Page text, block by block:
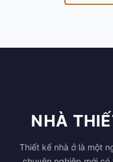
NHÀ
Thiết kế nhà ở là một